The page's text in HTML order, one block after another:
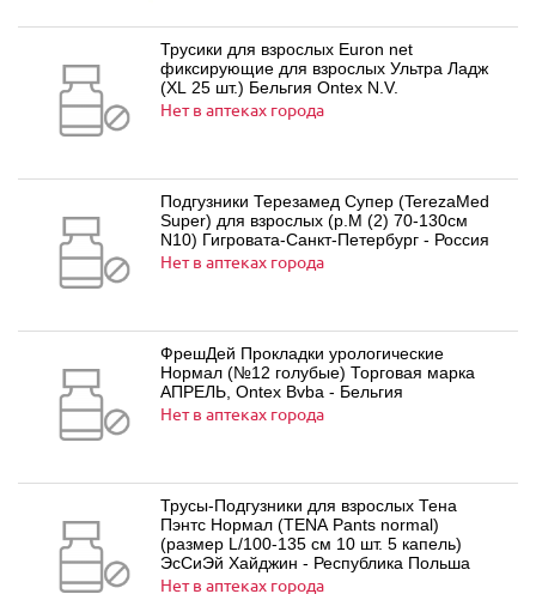
Трусики для взрослых Euron net
фиксирующие для взрослых Ультра Ладж
(XL 25 шт.) Бельгия Ontex N.V.
Нет в аптеках города
Подгузники Терезамед Супер (TerezaMed
Super) для взрослых (р.M (2) 70-130см
N10) Гигровата-Санкт-Петербург - Россия
Нет в аптеках города
ФрешДей Прокладки урологические
Нормал (№12 голубые) Торговая марка
АПРЕЛЬ, Ontex Bvba - Бельгия
Нет в аптеках города
Трусы-Подгузники для взрослых Тена
Пэнтс Нормал (TENA Pants normal)
(размер L/100-135 см 10 шт. 5 капель)
ЭсСиЭй Хайджин - Республика Польша
Нет в аптеках города